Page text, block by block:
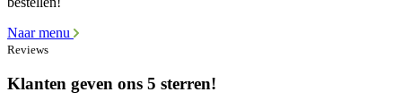
Naar menu
Reviews
Klanten geven ons 5 sterren!